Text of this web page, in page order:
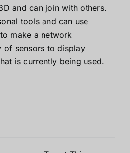
and can join with others.
tools and can use
make a network
of sensors to display
is currently being used.